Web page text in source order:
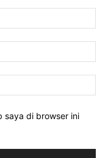
saya di browser ini